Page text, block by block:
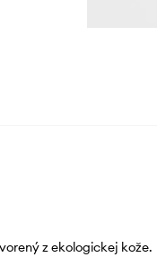
z ekologickej kože.